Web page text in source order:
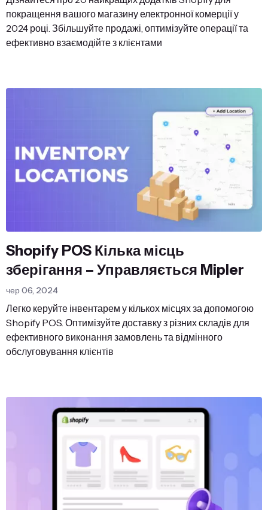
покращення вашого магазину електронної комерції у
2024 році. Збільшуйте продажі, оптимізуйте операції та
ефективно взаємодійте з клієнтами
Shopify POS Кілька місць
зберігання – Управляється Mipler
чер 06, 2024
Легко керуйте інвентарем у кількох місцях за допомогою
Shopify POS. Оптимізуйте доставку з різних складів для
ефективного виконання замовлень та відмінного
обслуговування клієнтів